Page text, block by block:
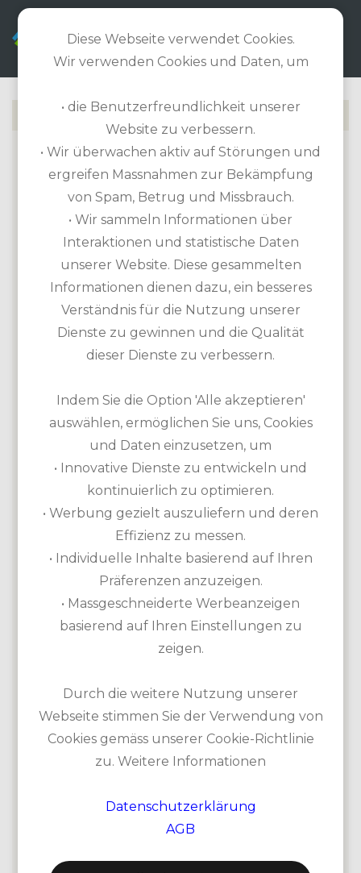
DE
CULLINAN LINKS GOLF CLUB
Home> Golfzone
>
Cullinan Links Golf Club
Golfplatz Informationen
36-Loch Platz
Aspedos Course: Länge 5.463m / Par 71 /
18-Loch-Platz
18-Loch-Platz
HCP Herren: 36 / Damen: 44
Etikette: Softspikes empfohlen
Übungsmöglichkeiten: Driving Range,
Putting Green, Pitching Green,
Übungsbunker
Ausrüstung zur Miete: Leihschläger, Cart
(im Greenfeepreis inklusive)
Akademie vorhanden
All Inclusive Konzept bei einem
gebuchten Greenfee (exklusive 16. Juni -
Diese Webseite verwendet Cookies.
Wir verwenden Cookies und Daten, um
• die Benutzerfreundlichkeit unserer
Website zu verbessern.
• Wir überwachen aktiv auf Störungen und
ergreifen Massnahmen zur Bekämpfung
von Spam, Betrug und Missbrauch.
• Wir sammeln Informationen über
Interaktionen und statistische Daten
unserer Website. Diese gesammelten
Informationen dienen dazu, ein besseres
Verständnis für die Nutzung unserer
Dienste zu gewinnen und die Qualität
dieser Dienste zu verbessern.
Indem Sie die Option 'Alle akzeptieren'
auswählen, ermöglichen Sie uns, Cookies
und Daten einzusetzen, um
• Innovative Dienste zu entwickeln und
kontinuierlich zu optimieren.
• Werbung gezielt auszuliefern und deren
Effizienz zu messen.
• Individuelle Inhalte basierend auf Ihren
Präferenzen anzuzeigen.
• Massgeschneiderte Werbeanzeigen
basierend auf Ihren Einstellungen zu
zeigen.
Durch die weitere Nutzung unserer
Webseite stimmen Sie der Verwendung von
Cookies gemäss unserer Cookie-Richtlinie
zu. Weitere Informationen
Datenschutzerklärung
AGB